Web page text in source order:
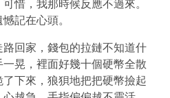
惜，我那時候反應不過來。
記在心頭。
回家，錢包的拉鏈不知道什
晃，裡面好幾十個硬幣全散
下來，狼狽地把把硬幣撿起